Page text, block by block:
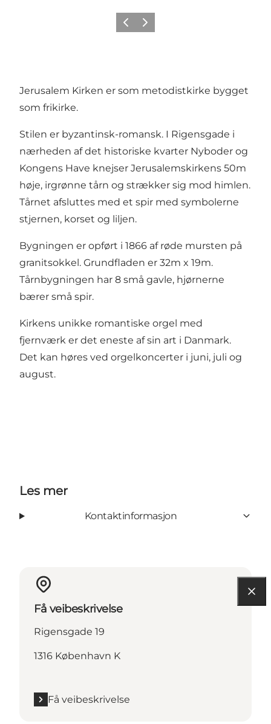
ForrigeNeste
Jerusalem Kirken er som metodistkirke bygget
som frikirke.
Stilen er byzantinsk-romansk. I Rigensgade i
nærheden af det historiske kvarter Nyboder og
Kongens Have knejser Jerusalemskirkens 50m
høje, irgrønne tårn og strækker sig mod himlen.
Tårnet afsluttes med et spir med symbolerne
stjernen, korset og liljen.
Bygningen er opført i 1866 af røde mursten på
granitsokkel. Grundfladen er 32m x 19m.
Tårnbygningen har 8 små gavle, hjørnerne
bærer små spir.
Kirkens unikke romantiske orgel med
fjernværk er det eneste af sin art i Danmark.
Det kan høres ved orgelkoncerter i juni, juli og
august.
Les mer
Kontaktinformasjon
Få veibeskrivelse
Rigensgade 19
1316 København K
Få veibeskrivelse